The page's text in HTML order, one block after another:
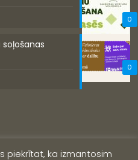
0
0
piekrītat, ka izmantosim